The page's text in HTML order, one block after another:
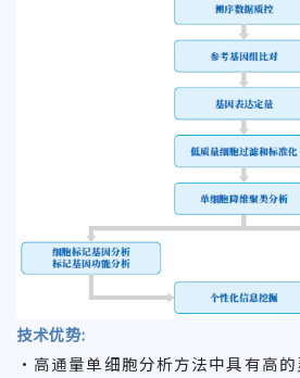
技术优势:
• 高通量单细胞分析方法中具有高